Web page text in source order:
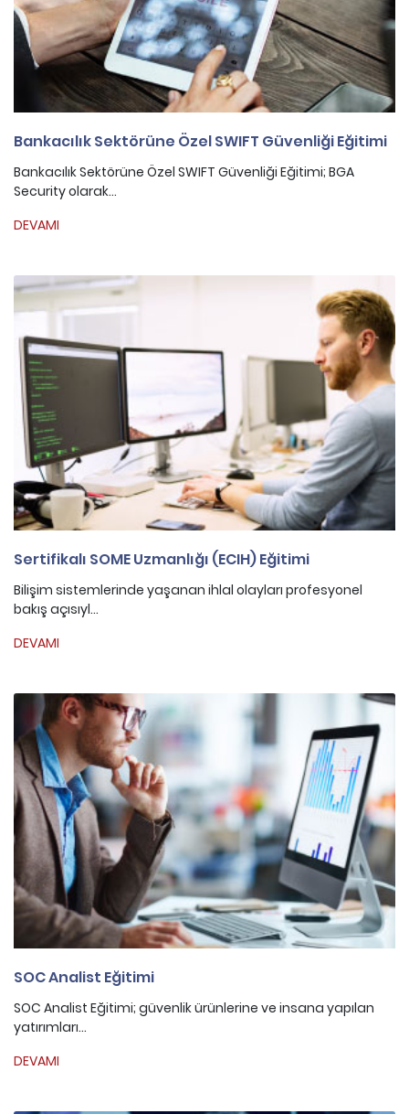
Bankacılık Sektörüne Özel SWIFT Güvenliği Eğitimi
Bankacılık Sektörüne Özel SWIFT Güvenliği Eğitimi; BGA
Security olarak...
DEVAMI
Sertifikalı SOME Uzmanlığı (ECIH) Eğitimi
Bilişim sistemlerinde yaşanan ihlal olayları profesyonel
bakış açısıyl...
DEVAMI
SOC Analist Eğitimi
SOC Analist Eğitimi; güvenlik ürünlerine ve insana yapılan
yatırımları...
DEVAMI